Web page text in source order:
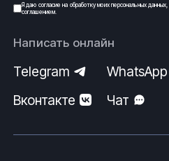
Я даю согласие на обработку моих персональных данных
соглашением.
Написать онлайн
Telegram
WhatsApp
Вконтакте
Чат